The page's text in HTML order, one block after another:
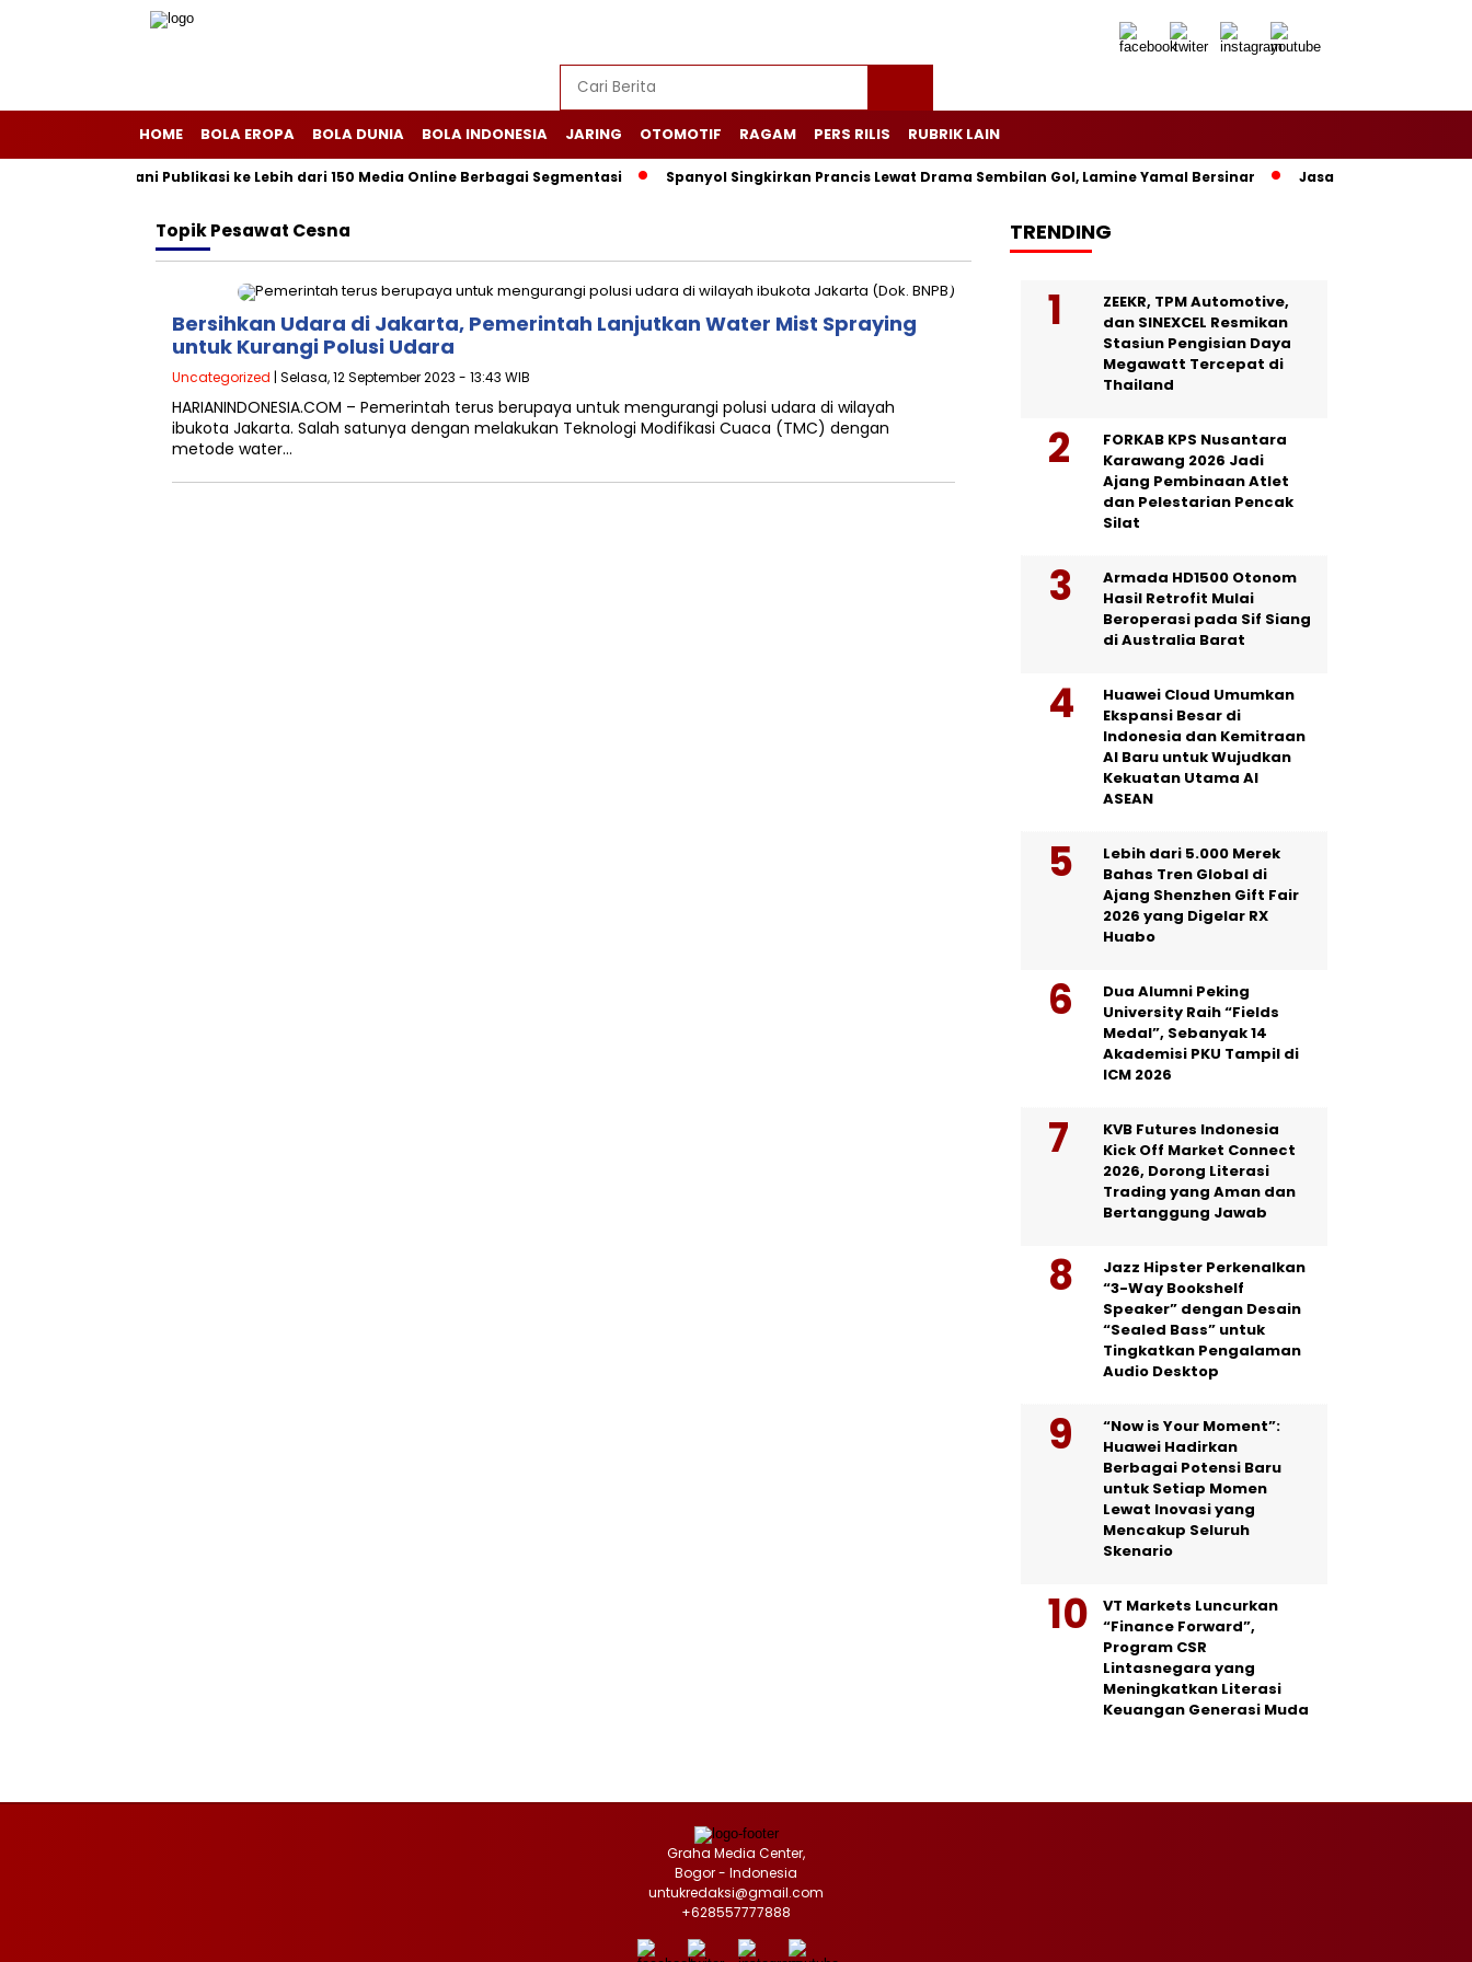
HOME BOLA EROPA BOLA DUNIA BOLA INDONESIA JARING OTOMOTIF RAGAM PERS RILIS RUBRIK LAIN
Melayani Publikasi ke Lebih dari 150 Media Online Berbagai Segmentasi Spanyol Singkirkan Prancis Lewat Drama Sembilan Gol, Lamine Yamal Bersinar Jasa Siaran Pers
TopikPesawat Cesna
Bersihkan Udara di Jakarta, Pemerintah Lanjutkan Water Mist Spraying
untuk Kurangi Polusi Udara
Uncategorized | Selasa, 12 September 2023 - 13:43 WIB
HARIANINDONESIA.COM – Pemerintah terus berupaya untuk mengurangi polusi udara di wilayah
ibukota Jakarta. Salah satunya dengan melakukan Teknologi Modifikasi Cuaca (TMC) dengan
metode water…
TRENDING
ZEEKR, TPM Automotive,
dan SINEXCEL Resmikan
Stasiun Pengisian Daya
Megawatt Tercepat di
Thailand
FORKAB KPS Nusantara
Karawang 2026 Jadi
Ajang Pembinaan Atlet
dan Pelestarian Pencak
Silat
Armada HD1500 Otonom
Hasil Retrofit Mulai
Beroperasi pada Sif Siang
di Australia Barat
Huawei Cloud Umumkan
Ekspansi Besar di
Indonesia dan Kemitraan
AI Baru untuk Wujudkan
Kekuatan Utama AI
ASEAN
Lebih dari 5.000 Merek
Bahas Tren Global di
Ajang Shenzhen Gift Fair
2026 yang Digelar RX
Huabo
Dua Alumni Peking
University Raih “Fields
Medal”, Sebanyak 14
Akademisi PKU Tampil di
ICM 2026
KVB Futures Indonesia
Kick Off Market Connect
2026, Dorong Literasi
Trading yang Aman dan
Bertanggung Jawab
Jazz Hipster Perkenalkan
“3-Way Bookshelf
Speaker” dengan Desain
“Sealed Bass” untuk
Tingkatkan Pengalaman
Audio Desktop
“Now is Your Moment”:
Huawei Hadirkan
Berbagai Potensi Baru
untuk Setiap Momen
Lewat Inovasi yang
Mencakup Seluruh
Skenario
VT Markets Luncurkan
“Finance Forward”,
Program CSR
Lintasnegara yang
Meningkatkan Literasi
Keuangan Generasi Muda
Graha Media Center,
Bogor - Indonesia
untukredaksi@gmail.com
+628557777888